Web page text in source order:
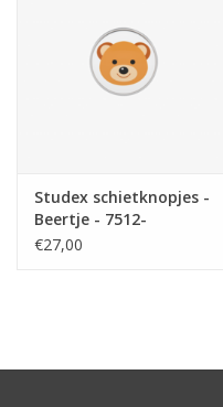
Studex schietknopjes -
Beertje - 7512-
0656(232)
€27,00